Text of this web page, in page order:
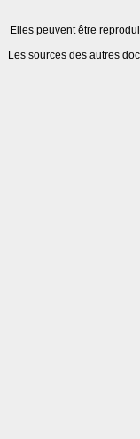
Elles peuvent être
Les sources des autres